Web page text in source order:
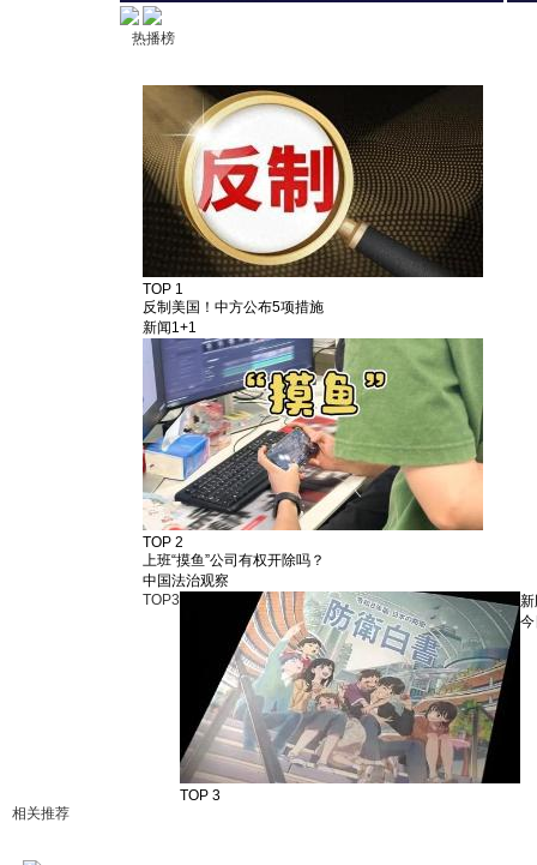
热播榜
TOP 1
反制美国！中方公布5项措施
新闻1+1
TOP 2
上班“摸鱼”公司有权开除吗？
中国法治观察
TOP3
TOP 3
相关推荐